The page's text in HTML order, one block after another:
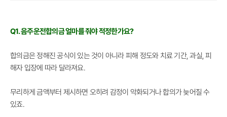
Q1. 음주운전합의금 얼마를 줘야 적정한가요?
합의금은 정해진 공식이 있는 것이 아니라 피해 정도와 치료 기간, 과실, 피
해자 입장에 따라 달라져요.
무리하게 금액부터 제시하면 오히려 감정이 악화되거나 합의가 늦어질 수
있죠.